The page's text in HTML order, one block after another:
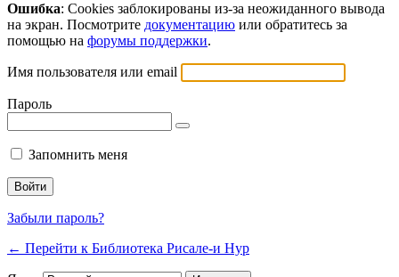
Ошибка: Cookies заблокированы из-за неожиданного вывода
на экран. Посмотрите документацию или обратитесь за
помощью на форумы поддержки.
Имя пользователя или email
Пароль
Запомнить меня
Забыли пароль?
← Перейти к Библиотека Рисале-и Нур